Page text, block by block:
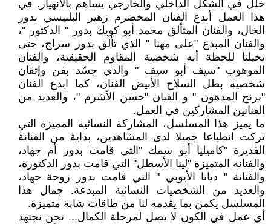
خلل في الشكل الداخلي والخارجي يساهم بالانهيار. في
هذا العمل أبدع الفنان المخضرم زهير البلبيسي بدور
الخال، والفنان المتألق محمد أبو كويك بدور " الدكتور "،
والفنان المبدع "على مهنا " الذي تألق بدور سراج، حتى
تخيلنا للحظة أنه شخصية المقاوم الحقيقية، والفنان
الموهوب "سيف أبو سيف " والذي جسّد بفن وإتقان
شخصية بطل السلاح الأبيض الفنان، كما ابدع الفنان
"برنج المدهون " و الفنان "حسن الأشرم "، والعديد من
الفنانين المشاركين في العمل.
ما يميز هذا المسلسل، المشاركة النسائية المميزة التي
تركت انطباعا جميلا لدى المشاهدين، بداية من الفنانة
القديرة "كاميليا أبو سمك "التي قامت بدور أم جهاد،
والفنانة المتميزة "لينا الأسطل" التي قامت بدور الدكتورة،
والفنانة " ديانا الأيوبي " التي قامت بدور زوجة جهاد،
والعديد من الشخصيات النسائية المبدعة. جمال هذا
المسلسل يكمن بما يقدمه لنا من طاقات شابة متميزة.
أي عمل في الكون لا يصل لمرحلة الكمال... نحن نجتهد